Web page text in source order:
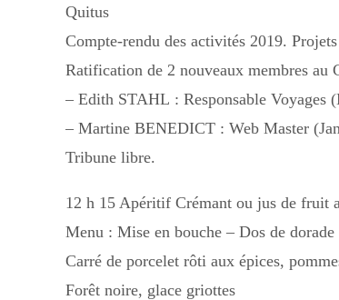
Quitus
Compte-rendu des activités 2019.
Ratification de 2 nouveaux membres au
– Edith STAHL : Responsable Voyages
– Martine BENEDICT : Web Master
Tribune libre.
12 h 15 Apéritif Crémant ou jus de fruit
Menu : Mise en bouche – Dos de
Carré de porcelet rôti aux épices,
Forêt noire, glace griottes